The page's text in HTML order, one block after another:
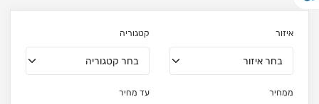
מאמרים
איזור קטגוריה
ממחיר עד מחיר